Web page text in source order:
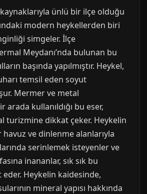
ünlü bir ilçe olduğu
modern heykellerden biri
simgeler. İlçe
Meydanı’nda bulunan bu
başında yapılmıştır. Heykel,
temsil eden soyut
Mermer ve metal
arada kullanıldığı bu eser,
turizmine dikkat çeker. Heykelin
ve dinlenme alanlarıyla
serinlemek isteyenler ve
inananlar, sık sık bu
eder. Heykelin kaidesinde,
mineral yapısı hakkında